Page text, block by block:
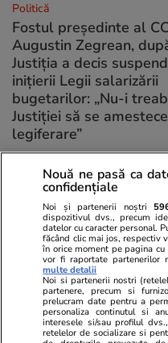
Politică
Fostul președinte al
Augustin Zegrean,
Justiția a decis
inițierii Legii salarizării
bugetarilor: „Nu-i
Justiției să se
legiferare”
PARTENERI
Nouă ne pasă ca
confidențiale
Noi și partenerii noștri
dispozitivul dvs., precum
datelor cu caracter personal.
făcând clic mai jos, respectiv
în orice moment pe pagina
vor fi raportate partenerilor
multe detalii
Noi si partenerii nostri
partenere, precum si
prelucram date pentru a
personaliza continutul si
interesele si/sau profilul
retelelor de socializare si